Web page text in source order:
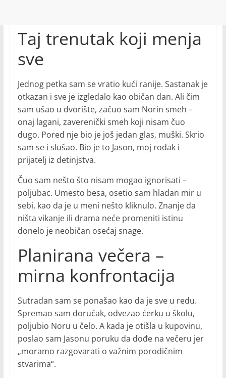
Taj trenutak koji menja
sve
Jednog petka sam se vratio kući ranije. Sastanak je
otkazan i sve je izgledalo kao običan dan. Ali čim
sam ušao u dvorište, začuo sam Norin smeh –
onaj lagani, zaverenički smeh koji nisam čuo
dugo. Pored nje bio je još jedan glas, muški. Skrio
sam se i slušao. Bio je to Jason, moj rođak i
prijatelj iz detinjstva.
Čuo sam nešto što nisam mogao ignorisati –
poljubac. Umesto besa, osetio sam hladan mir u
sebi, kao da je u meni nešto kliknulo. Znanje da
ništa vikanje ili drama neće promeniti istinu
donelo je neobičan osećaj snage.
Planirana večera –
mirna konfrontacija
Sutradan sam se ponašao kao da je sve u redu.
Spremao sam doručak, odvezao ćerku u školu,
poljubio Noru u čelo. A kada je otišla u kupovinu,
poslao sam Jasonu poruku da dođe na večeru jer
„moramo razgovarati o važnim porodičnim
stvarima“.